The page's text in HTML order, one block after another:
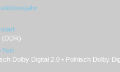
(DDR)
Ton
Dolby Digital 2.0 • Polnisch Dolby